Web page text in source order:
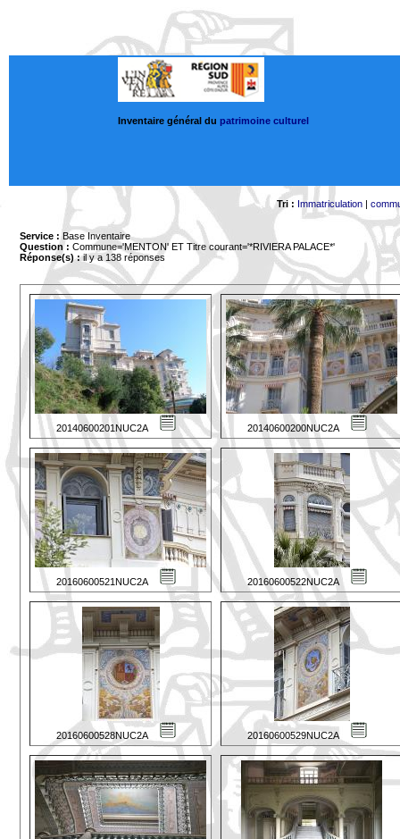
Inventaire général du patrimoine culturel
Tri : Immatriculation|
Service : Base Inventaire
Question : Commune='MENTON' ET Titre courant='*RIVIERA PALACE*'
Réponse(s) :il y a 138 réponses
20140600201NUC2A 20140600200NUC2A
20160600521NUC2A 20160600522NUC2A
20160600528NUC2A 20160600529NUC2A